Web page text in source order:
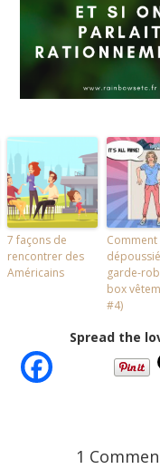
7 façons de
rencontrer des
Américains
Comment
garde-
box
#4)
Spread the
1